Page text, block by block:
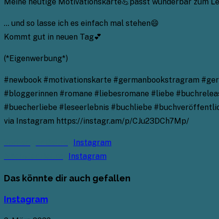
… und so lasse ich es einfach mal stehen😄
Kommt gut in neuen Tag💕
(*Eigenwerbung*)
#newbook #motivationskarte #germanbookstragram
#bloggerinnen #romane #liebesromane #liebe
#buecherliebe #leseerlebnis #buchliebe
via Instagram https://instagr.am/p/CJu23DCh7Mp/
Instagram
Instagram
Das könnte dir auch gefallen
Instagram